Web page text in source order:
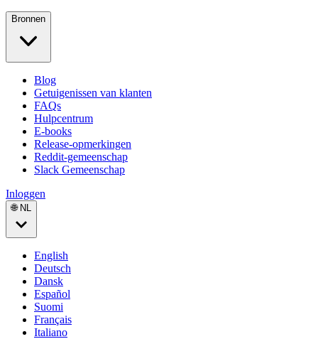
Bronnen
Blog
Getuigenissen van klanten
FAQs
Hulpcentrum
E-books
Release-opmerkingen
Reddit-gemeenschap
Slack Gemeenschap
Inloggen
🌐 NL
English
Deutsch
Dansk
Español
Suomi
Français
Italiano